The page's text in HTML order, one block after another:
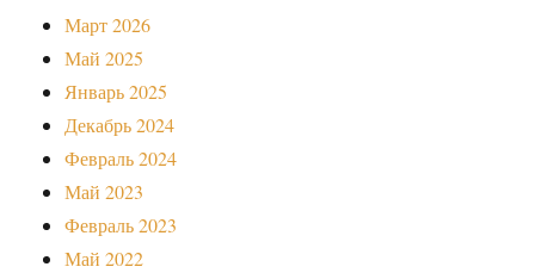
Март 2026
Май 2025
Январь 2025
Декабрь 2024
Февраль 2024
Май 2023
Февраль 2023
Май 2022